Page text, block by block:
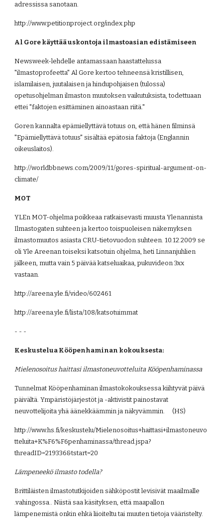
adressissa sanotaan.
http://www.petitionproject.org/index.php
Al Gore käyttää uskontoja ilmastoasian edistämiseen
Newsweek-lehdelle antamassaan haastattelussa
"ilmastoprofeetta" Al Gore kertoo tehneensä kristillisen,
islamilaisen, juutalaisen ja hindupohjaisen (tulossa)
opetusohjelman ilmaston muutoksen vaikutuksista, todettuaan
ettei "faktojen esittäminen ainoastaan riitä."
Goren kannalta epämiellyttävä totuus on, että hänen filminsä
"Epämiellyttävä totuus" sisältää epätosia faktoja (Englannin
oikeuslaitos).
http://worldbbnews.com/2009/11/gores-spiritual-argument-on-
climate/
MOT
YLEn MOT-ohjelma poikkeaa ratkaisevasti muusta Ylenannista
Ilmastogaten suhteen ja kertoo toispuoleisen näkemyksen
ilmastomuutos asiasta CRU-tietovuodon suhteen. 10.12.2009 se
oli Yle Areenan toiseksi katsotuin ohjelma, heti Linnanjuhlien
jälkeen, mutta vain 5 päivää katseluaikaa, pukuvideon 3xx
vastaan.
http://areena.yle.fi/video/602461
http://areena.yle.fi/lista/108/katsotuimmat
- - -
Keskustelua Kööpenhaminan kokouksesta:
Mielenosoitus haittasi ilmastoneuvotteluita Kööpenhaminassa
Tunnelmat Kööpenhaminan ilmastokokouksessa kiihtyvät päivä
päivältä. Ympäristöjärjestöt ja -aktivistit painostavat
neuvottelijoita yhä äänekkäämmin ja näkyvämmin.     (HS)
http://www.hs.fi/keskustelu/Mielenosoitus+haittasi+ilmastoneuvo
tteluita+K%F6%F6penhaminassa/thread.jspa?
threadID=219336&tstart=20
Lämpeneekö ilmasto todella?
Brittiläisten ilmastotutkijoiden sähköpostit levisivät maailmalle
.vahingossa.. Niistä saa käsityksen, että maapallon
lämpenemistä onkin ehkä liioiteltu tai muuten tietoja vääristelty.